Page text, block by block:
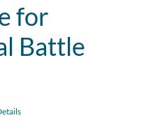
for
Battle